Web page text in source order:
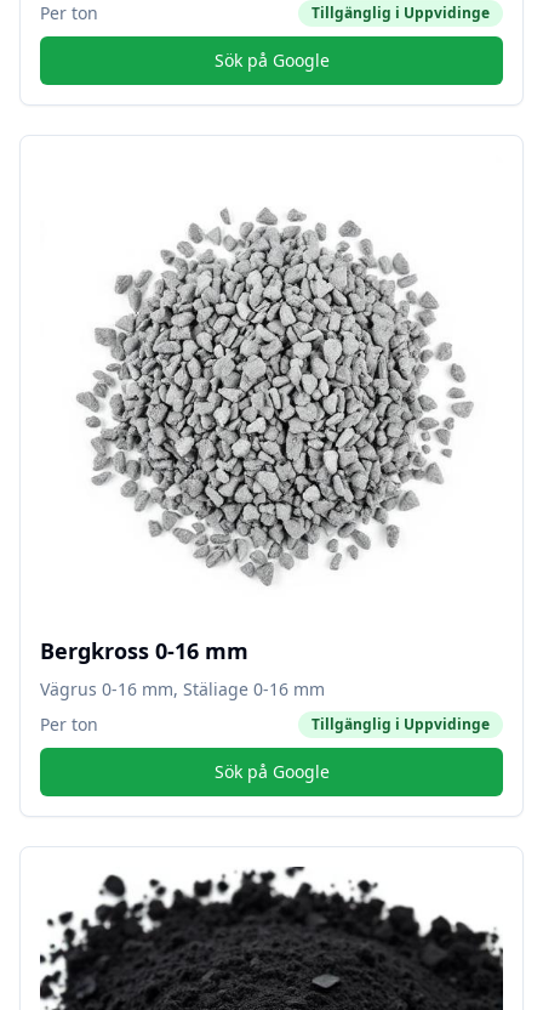
Per ton
Tillgänglig i Uppvidinge
Sök på Google
Bergkross 0-16 mm
Vägrus 0-16 mm, Stäliage 0-16 mm
Per ton
Tillgänglig i Uppvidinge
Sök på Google